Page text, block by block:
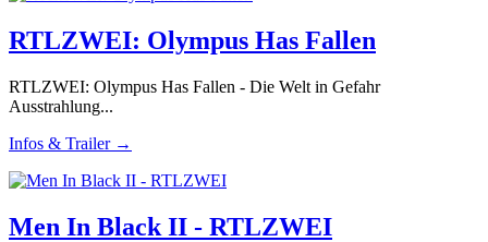
RTLZWEI: Olympus Has Fallen
RTLZWEI: Olympus Has Fallen - Die Welt in Gefahr
Ausstrahlung...
Infos & Trailer →
Men In Black II - RTLZWEI